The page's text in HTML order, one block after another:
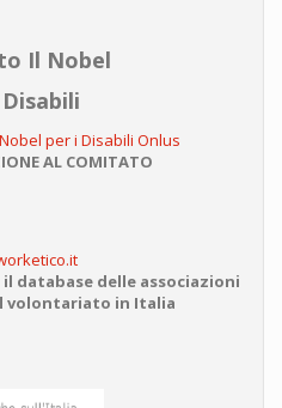
Il Nobel
AL COMITATO
il database delle associazioni
volontariato in Italia